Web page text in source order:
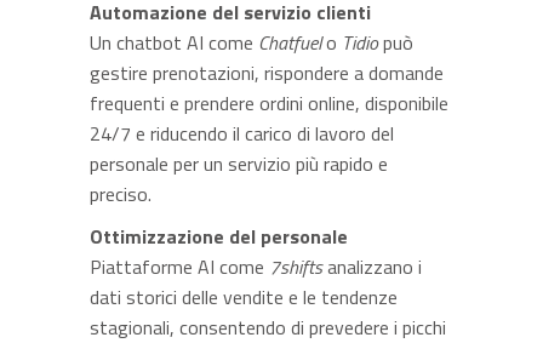
Automazione del servizio clienti
Un chatbot AI come Chatfuelo Tidiopuò
gestire prenotazioni, rispondere a domande
frequenti e prendere ordini online, disponibile
24/7 e riducendo il carico di lavoro del
personale per un servizio più rapido e
preciso.
Ottimizzazione del personale
Piattaforme AI come 7shiftsanalizzano i
dati storici delle vendite e le tendenze
stagionali, consentendo di prevedere i picchi